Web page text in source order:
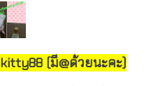
(มี@ด้วยนะคะ)